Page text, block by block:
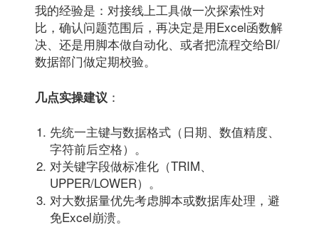
我的经验是：对接线上工具做一次探索性对
比，确认问题范围后，再决定是用Excel函数解
决、还是用脚本做自动化、或者把流程交给BI/
数据部门做定期校验。
几点实操建议 ：
先统一主键与数据格式（日期、数值精度、
字符前后空格）。
对关键字段做标准化（TRIM、
UPPER/LOWER）。
对大数据量优先考虑脚本或数据库处理，避
免Excel崩溃。